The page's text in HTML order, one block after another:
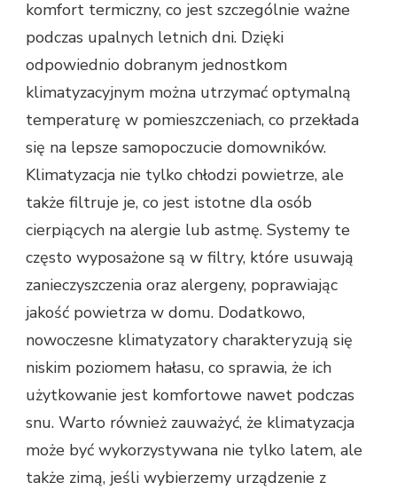
komfort termiczny, co jest szczególnie ważne
podczas upalnych letnich dni. Dzięki
odpowiednio dobranym jednostkom
klimatyzacyjnym można utrzymać optymalną
temperaturę w pomieszczeniach, co przekłada
się na lepsze samopoczucie domowników.
Klimatyzacja nie tylko chłodzi powietrze, ale
także filtruje je, co jest istotne dla osób
cierpiących na alergie lub astmę. Systemy te
często wyposażone są w filtry, które usuwają
zanieczyszczenia oraz alergeny, poprawiając
jakość powietrza w domu. Dodatkowo,
nowoczesne klimatyzatory charakteryzują się
niskim poziomem hałasu, co sprawia, że ich
użytkowanie jest komfortowe nawet podczas
snu. Warto również zauważyć, że klimatyzacja
może być wykorzystywana nie tylko latem, ale
także zimą, jeśli wybierzemy urządzenie z